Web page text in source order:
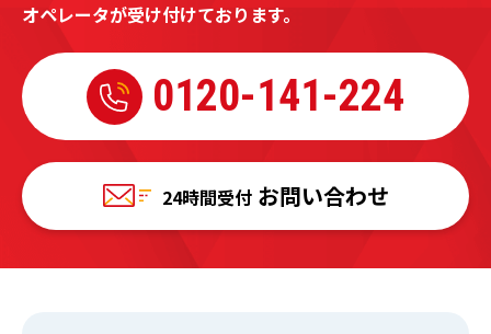
オペレータが受け付けております。
0120-141-224
24時間受付 お問い合わせ